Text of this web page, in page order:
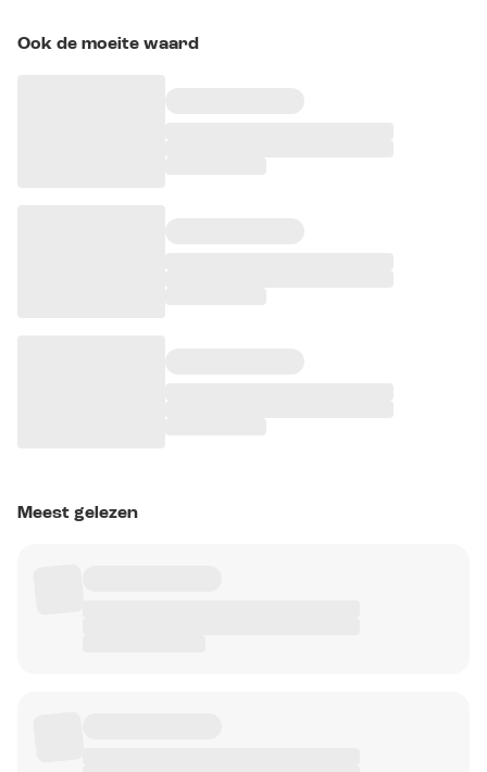
Ook de moeite waard
Meest gelezen